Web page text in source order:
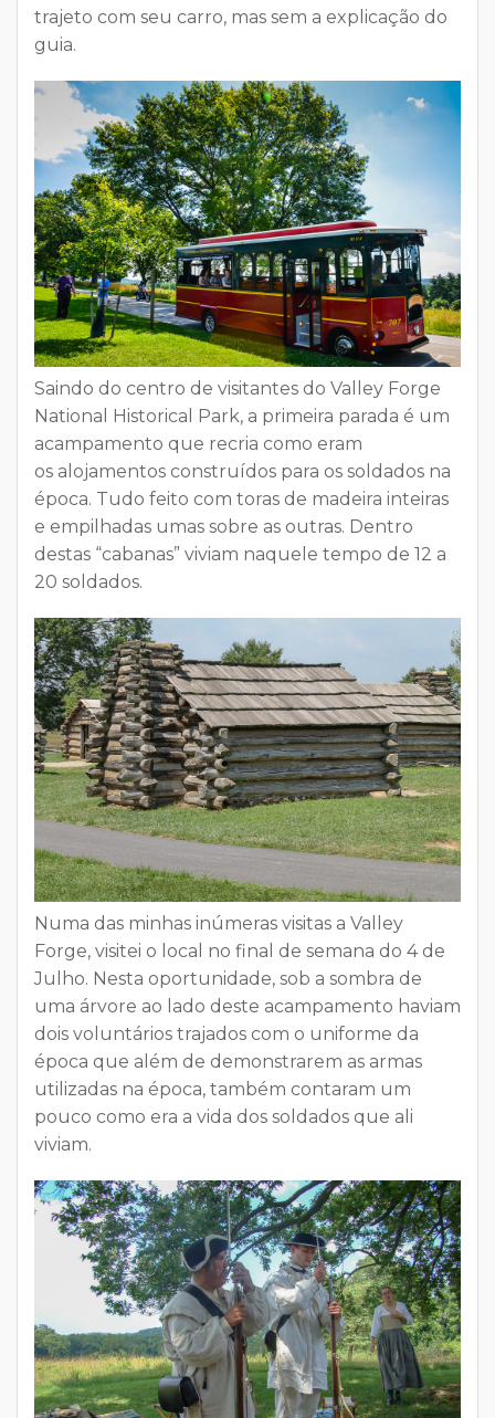
trajeto com seu carro, mas sem a explicação do
guia.
Saindo do centro de visitantes do Valley Forge
National Historical Park, a primeira parada é um
acampamento que recria como eram
os alojamentos construídos para os soldados na
época. Tudo feito com toras de madeira inteiras
e empilhadas umas sobre as outras. Dentro
destas “cabanas” viviam naquele tempo de 12 a
20 soldados.
Numa das minhas inúmeras visitas a Valley
Forge, visitei o local no final de semana do 4 de
Julho. Nesta oportunidade, sob a sombra de
uma árvore ao lado deste acampamento haviam
dois voluntários trajados com o uniforme da
época que além de demonstrarem as armas
utilizadas na época, também contaram um
pouco como era a vida dos soldados que ali
viviam.